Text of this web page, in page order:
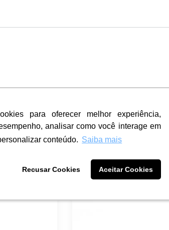
para oferecer melhor experiência,
analisar como você interage em
conteúdo. Saiba mais
Recusar Cookies Aceitar Cookies
para oferecer melhor experiência,
analisar como você interage em
conteúdo. Saiba mais
Recusar Cookies Aceitar Cookies